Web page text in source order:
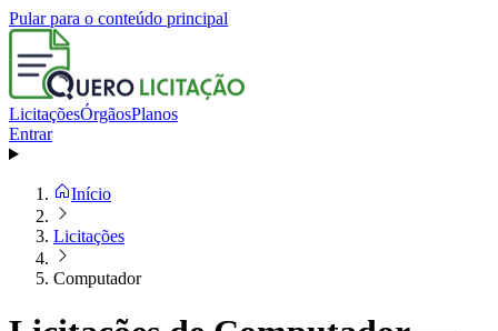
Pular para o conteúdo principal
LicitaçõesÓrgãosPlanos
Entrar
Início
Licitações
Computador